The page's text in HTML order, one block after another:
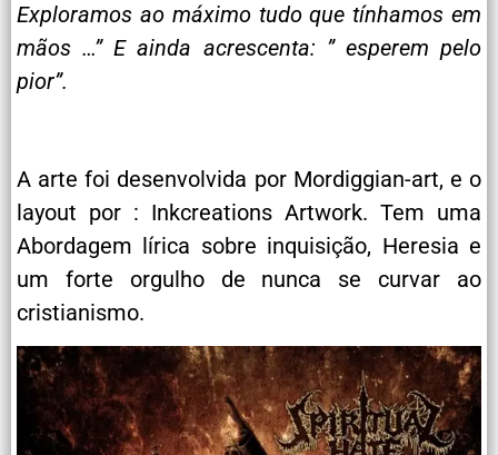
Exploramos ao máximo tudo que tínhamos em
mãos …” E ainda acrescenta: ” esperem pelo
pior”.
A arte foi desenvolvida por Mordiggian-art, e o
layout por : Inkcreations Artwork. Tem uma
Abordagem lírica sobre inquisição, Heresia e
um forte orgulho de nunca se curvar ao
cristianismo.